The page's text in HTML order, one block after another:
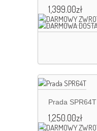
1,399.00zł
Prada SPR64T
1,250.00zł